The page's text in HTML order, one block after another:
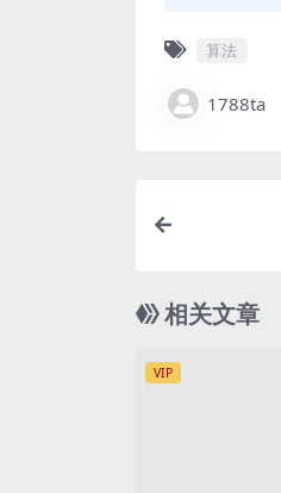
算法
1788ta
相关文章
VIP